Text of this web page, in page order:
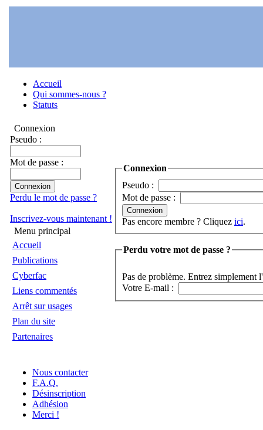
Accueil
Qui sommes-nous ?
Statuts
Connexion
Pseudo :
Mot de passe :
Perdu le mot de passe ?
Inscrivez-vous maintenant !
Menu principal
Accueil
Publications
Cyberfac
Liens commentés
Arrêt sur usages
Plan du site
Partenaires
Connexion
Pseudo :
Mot de passe :
Pas encore membre ? Cliquez ici.
Perdu votre mot de passe ?
Pas de problème. Entrez simplement
Votre E-mail :
Nous contacter
F.A.Q.
Désinscription
Adhésion
Merci !